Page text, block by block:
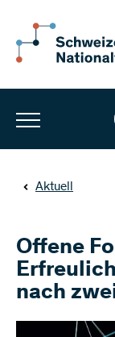
Aktuell
Offene
nach